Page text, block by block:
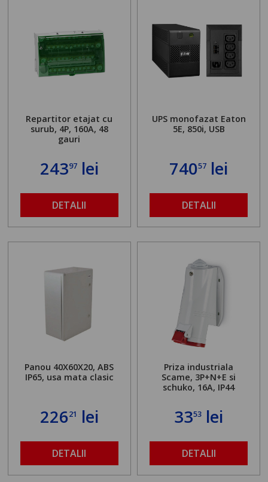
Repartitor etajat cu
surub, 4P, 160A, 48
gauri
24397lei
DETALII
UPS monofazat Eaton
5E, 850i, USB
74057 lei
DETALII
Panou 40X60X20, ABS
IP65, usa mata clasic
22621 lei
DETALII
Priza industriala
Scame, 3P+N+E si
schuko, 16A, IP44
3353 lei
DETALII